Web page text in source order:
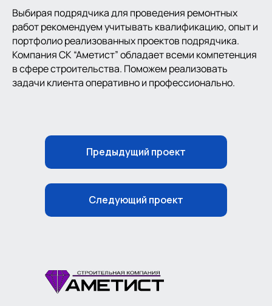
Выбирая подрядчика для проведения ремонтных
работ рекомендуем учитывать квалификацию, опыт и
портфолио реализованных проектов подрядчика.
Компания СК “Аметист” обладает всеми компетенция
в сфере строительства. Поможем реализовать
задачи клиента оперативно и профессионально.
Предыдущий проект
Следующий проект